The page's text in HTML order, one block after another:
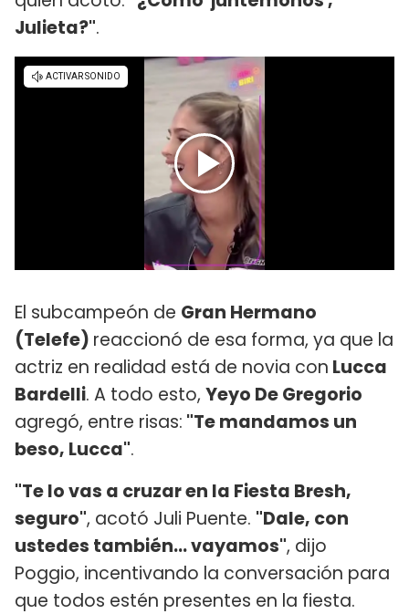
Julieta?".
El subcampeón de Gran Hermano
(Telefe) reaccionó de esa forma, ya que la
actriz en realidad está de novia con Lucca
Bardelli. A todo esto, Yeyo De Gregorio
agregó, entre risas: "Te mandamos un
beso, Lucca".
"Te lo vas a cruzar en la Fiesta Bresh,
seguro", acotó Juli Puente. "Dale, con
ustedes también... vayamos", dijo
Poggio, incentivando la conversación para
que todos estén presentes en la fiesta.